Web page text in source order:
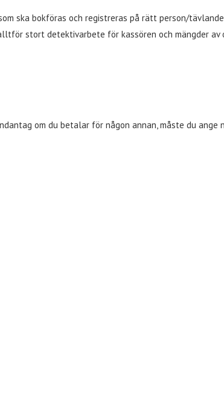
ska bokföras och registreras på rätt person/
stort detektivarbete för kassören och mängder av
om du betalar för någon annan, måste du ange